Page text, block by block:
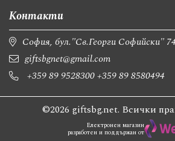
Контакти
София, бул."Св.Георги Софийски"
giftsbgnet@gmail.com
+359 89 9528300+359 89 8580494
©2026 giftsbg.net. Всички
Електронен магазин
разработен и поддържан от